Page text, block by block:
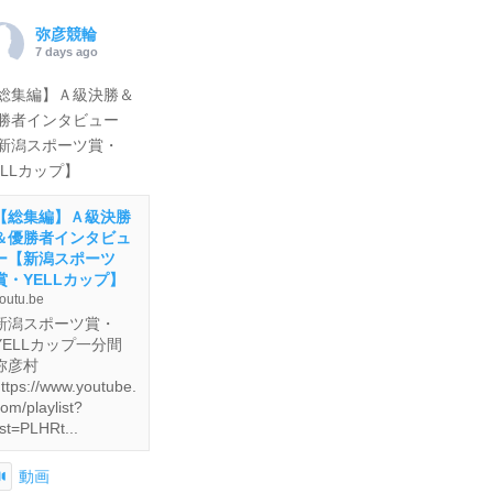
弥彦競輪
7 days ago
集編】Ａ級決勝＆
者インタビュー
潟スポーツ賞・
カップ】
総集編】Ａ級決勝
優勝者インタビュ
【新潟スポーツ
・YELLカップ】
潟スポーツ賞・
カップ一分間
彦村
www.youtube.
playlist?
動画